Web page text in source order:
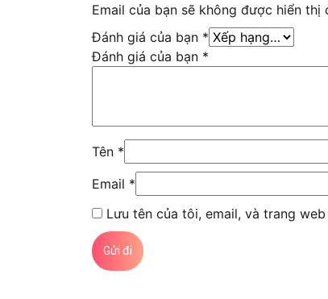
Email của bạn sẽ không được hiển thị
Đánh giá của bạn *
Đánh giá của bạn *
Tên *
Email *
Lưu tên của tôi, email, và trang